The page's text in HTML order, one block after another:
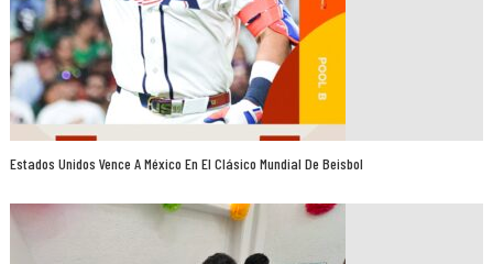
Estados Unidos Vence A México En El Clásico Mundial De Beisbol